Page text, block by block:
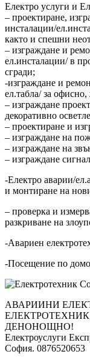
Електро услуги и
– проектиране,
инсталации/
както и спешни
– изграждане и
ел.инсталации/ в
сгради;
-изграждане и
ел.табла/ за
– изграждане
декоративно
– проектиране и
– изграждане на
– изграждане на
– изграждане
-Електро аварии/
и монтиране на
– проверка и
разкриване на
-Авариен
-Посещение по
АВАРИИНИ
ДЕНОНОЩНО!
Електроуслуги
София. 0876520653